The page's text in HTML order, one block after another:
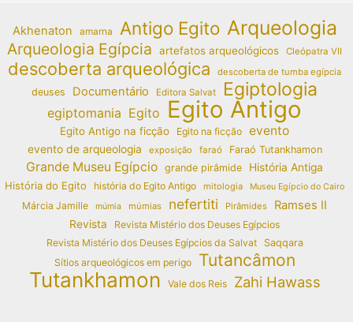
Akhenaton amarna Antigo Egito Arqueologia
Arqueologia Egípcia artefatos arqueológicos Cleópatra VII
descoberta arqueológica descoberta de tumba egípcia
deuses Documentário Editora Salvat Egiptologia
egiptomania Egito Egito Antigo
Egito Antigo na ficção Egito na ficção evento
evento de arqueologia exposição faraó Faraó Tutankhamon
Grande Museu Egípcio grande pirâmide
História Antiga
História do Egito
história do Egito Antigo mitologia Museu Egípcio do Cairo
Márcia Jamille múmia múmias nefertiti Pirâmides Ramses II
Revista
Revista Mistério dos Deuses Egípcios
Revista Mistério dos Deuses Egípcios da Salvat
Saqqara
Sítios arqueológicos em perigo
Tutancâmon
Tutankhamon Vale dos Reis Zahi Hawass